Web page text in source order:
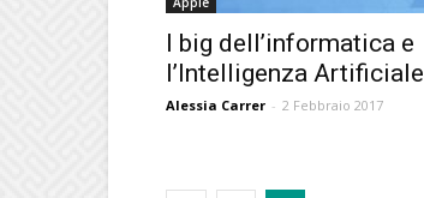
I big dell’informatica e
l’Intelligenza Artificiale
Alessia Carrer - 2 Febbraio 2017